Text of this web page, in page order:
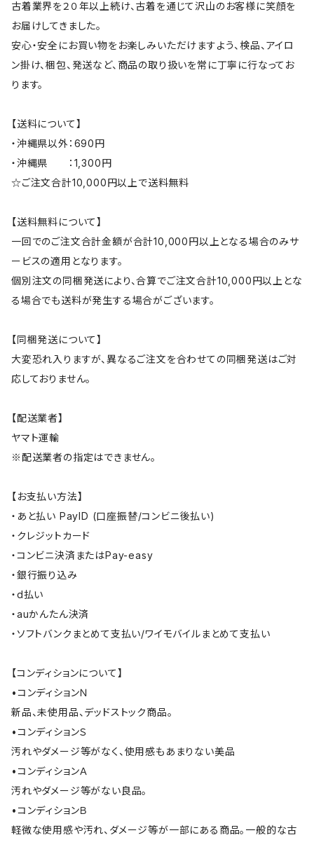
古着業界を２０年以上続け、古着を通じて沢山のお客様に笑顔を
お届けしてきました。
安心・安全にお買い物をお楽しみいただけますよう、検品、アイロ
ン掛け、梱包、発送など、商品の取り扱いを常に丁寧に行なってお
ります。
【送料について】
・沖縄県以外：690円
・沖縄県 ：1,300円
☆ご注文合計10,000円以上で送料無料
【送料無料について】
一回でのご注文合計金額が合計10,000円以上となる場合のみサ
ービスの適用となります。
個別注文の同梱発送により、合算でご注文合計10,000円以上とな
る場合でも送料が発生する場合がございます。
【同梱発送について】
大変恐れ入りますが、異なるご注文を合わせての同梱発送はご対
応しておりません。
【配送業者】
ヤマト運輸
※配送業者の指定はできません。
【お支払い方法】
・あと払い PayID (口座振替/コンビニ後払い)
・クレジットカード
・コンビニ決済またはPay-easy
・銀行振り込み
・d払い
・auかんたん決済
・ソフトバンクまとめて支払い/ワイモバイルまとめて支払い
【コンディションについて】
•コンディションＮ
新品、未使用品、デッドストック商品。
•コンディションＳ
汚れやダメージ等がなく、使用感もあまりない美品
•コンディションＡ
汚れやダメージ等がない良品。
•コンディションＢ
軽微な使用感や汚れ、ダメージ等が一部にある商品。一般的な古